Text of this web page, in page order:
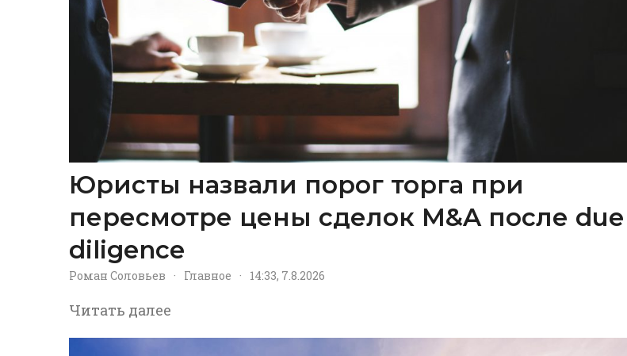
Юристы назвали порог торга при
пересмотре цены сделок M&A после due
diligence
Роман Соловьев · Главное · 14:33, 7.8.2026
Читать далее